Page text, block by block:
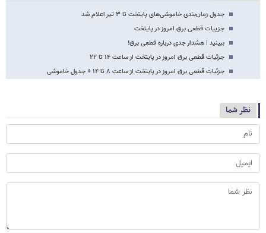
جدول زمان‌بندی خاموشی‌های پایتخت تا ۳ تیر اعلام شد
جزییات قطعی برق امروز در پایتخت
ببینید | هشدار جدی درباره قطعی برق!
جزئیات قطعی برق امروز در پایتخت از ساعت ۱۴ تا ۲۲
جزئیات قطعی برق امروز در پایتخت از ساعت ۸ تا ۱۴ + جدول خاموشی
نظر شما